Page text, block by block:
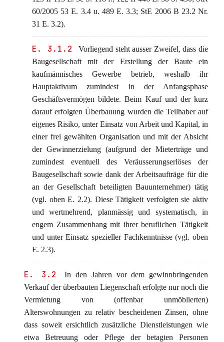
60/2005 53 E. 3.4 u. 489 E. 3.3; StE 2006 B 23.2 Nr.
31 E. 3.2).
E. 3.1.2
Vorliegend steht ausser Zweifel, dass die
Baugesellschaft mit der Erstellung der Baute ein
kaufmännisches Gewerbe betrieb, weshalb ihr
Hauptaktivum zumindest in der Anfangsphase
Geschäftsvermögen bildete. Beim Kauf und der kurz
darauf erfolgten Überbauung wurden die Teilhaber auf
eigenes Risiko, unter Einsatz von Arbeit und Kapital, in
einer frei gewählten Organisation und mit der Absicht
der Gewinnerzielung (aufgrund der Mieterträge und
zumindest eventuell des Veräusserungserlöses der
Baugesellschaft sowie dank der Arbeitsaufträge für die
an der Gesellschaft beteiligten Bauunternehmer) tätig
(vgl. oben E. 2.2). Diese Tätigkeit verfolgten sie aktiv
und wertmehrend, planmässig und systematisch, in
engem Zusammenhang mit ihrer beruflichen Tätigkeit
und unter Einsatz spezieller Fachkenntnisse (vgl. oben
E. 2.3).
E. 3.2
In den Jahren vor dem gewinnbringenden
Verkauf der überbauten Liegenschaft erfolgte nur noch die
Vermietung von (offenbar unmöblierten)
Alterswohnungen zu relativ bescheidenen Zinsen, ohne
dass soweit ersichtlich zusätzliche Dienstleistungen wie
etwa Betreuung oder Pflege der betagten Personen